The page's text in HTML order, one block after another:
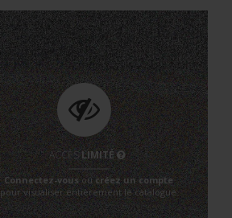
ACCÈSLIMITÉ
Connectez-vous oucréez un compte
pour visualiser entièrement le catalogue